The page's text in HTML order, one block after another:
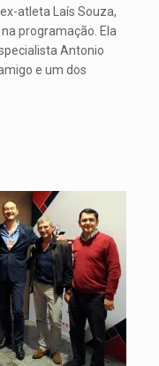
atleta Laís Souza,
programação. Ela
Antonio
e um dos